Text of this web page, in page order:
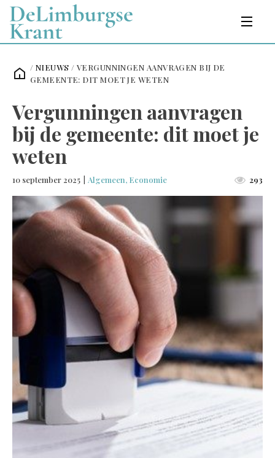
/ NIEUWS / VERGUNNINGEN AANVRAGEN BIJ DE
GEMEENTE: DIT MOET JE WETEN
Vergunningen aanvragen
bij de gemeente: dit moet je
weten
10 september 2025 Algemeen, Economie 293